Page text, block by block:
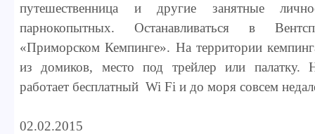
путешественница и другие занятные
парнокопытных. Останавливаться в
«Приморском Кемпинге». На территории
из домиков, место под трейлер или палатку.
работает бесплатный Wi Fi и до моря совсем
02.02.2015